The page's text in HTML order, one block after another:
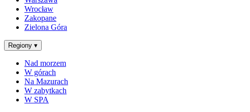
Wrocław
Zakopane
Zielona Góra
Regiony ▾
Nad morzem
W górach
Na Mazurach
W zabytkach
W SPA